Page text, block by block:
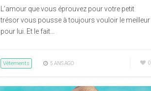
L’amour que vous éprouvez pour votre petit
trésor vous pousse à toujours vouloir le meilleur
pour lui. Et le fait…
Vêtements 5 ANS AGO 0